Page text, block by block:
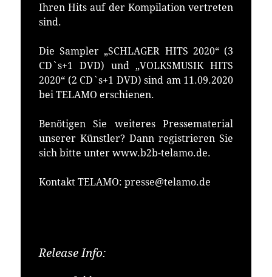
Ihren Hits auf der Kompilation vertreten
sind.
Die Sampler „SCHLAGER HITS 2020“ (3
CD`s+1 DVD) und „VOLKSMUSIK HITS
2020“ (2 CD`s+1 DVD) sind am 11.09.2020
bei TELAMO erschienen.
Benötigen Sie weiteres Pressematerial
unserer Künstler? Dann registrieren Sie
sich bitte unter www.b2b-telamo.de.
Kontakt TELAMO: presse@telamo.de
Release Info: